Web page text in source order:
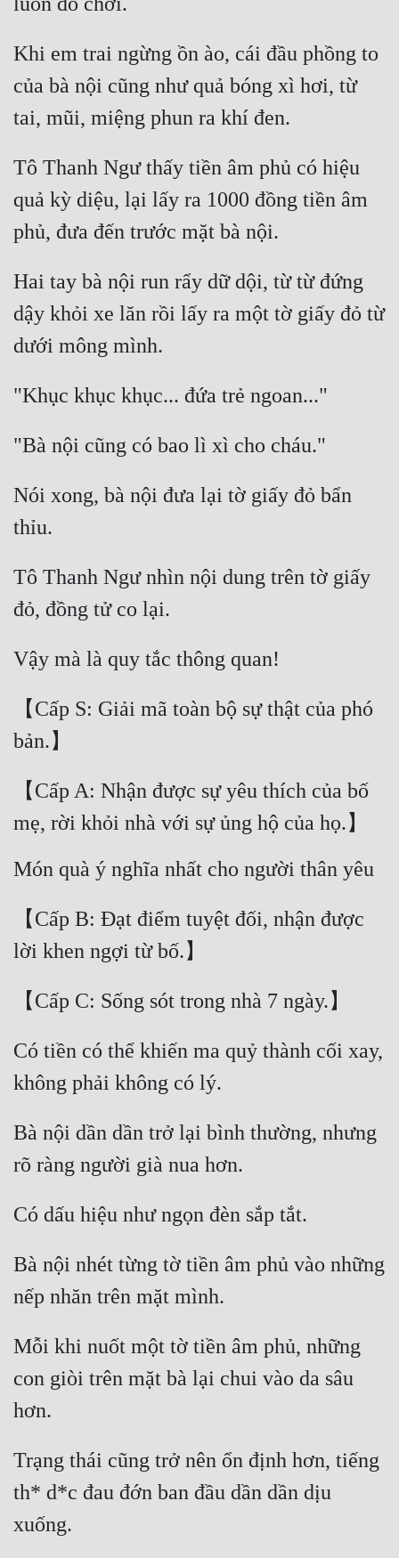
Nữ Cường
Nữ Phụ
Phong Thủy - Tâm Linh
Phương Tây
Phản Phái
Quan Trường
Quân Sự
Sủng
Thanh Xuân
Tiên Hiệp
Tiểu Thuyết
Triều Đấu
Trùng Sinh
Trọng Sinh
Tu Chân
Võ Hiệp
Võng Du
Xuyên Không
Điền Văn
Đô Thị
Đông Phương
Đồng Nhân
Cẩu Đạo Trường Sinh
Ngự Thú
Truyện Nam
Truyện Nữ
Vô Địch Lưu
Xây Dựng Thế Lực
Khi em trai ngừng ồn ào, cái đầu phồng to
của bà nội cũng như quả bóng xì hơi, từ
tai, mũi, miệng phun ra khí đen.
Tô Thanh Ngư thấy tiền âm phủ có hiệu
quả kỳ diệu, lại lấy ra 1000 đồng tiền âm
phủ, đưa đến trước mặt bà nội.
Hai tay bà nội run rẩy dữ dội, từ từ đứng
dậy khỏi xe lăn rồi lấy ra một tờ giấy đỏ từ
dưới mông mình.
"Khục khục khục... đứa trẻ ngoan..."
"Bà nội cũng có bao lì xì cho cháu."
Nói xong, bà nội đưa lại tờ giấy đỏ bẩn
thỉu.
Tô Thanh Ngư nhìn nội dung trên tờ giấy
đỏ, đồng tử co lại.
Vậy mà là quy tắc thông quan!
【Cấp S: Giải mã toàn bộ sự thật của phó
bản.】
【Cấp A: Nhận được sự yêu thích của bố
mẹ, rời khỏi nhà với sự ủng hộ của họ.】
Món quà ý nghĩa nhất cho người thân yêu
【Cấp B: Đạt điểm tuyệt đối, nhận được
lời khen ngợi từ bố.】
【Cấp C: Sống sót trong nhà 7 ngày.】
Có tiền có thể khiến ma quỷ thành cối xay,
không phải không có lý.
Bà nội dần dần trở lại bình thường, nhưng
rõ ràng người già nua hơn.
Có dấu hiệu như ngọn đèn sắp tắt.
Bà nội nhét từng tờ tiền âm phủ vào những
nếp nhăn trên mặt mình.
Mỗi khi nuốt một tờ tiền âm phủ, những
con giòi trên mặt bà lại chui vào da sâu
hơn.
Trạng thái cũng trở nên ổn định hơn, tiếng
th* d*c đau đớn ban đầu dần dần dịu
xuống.